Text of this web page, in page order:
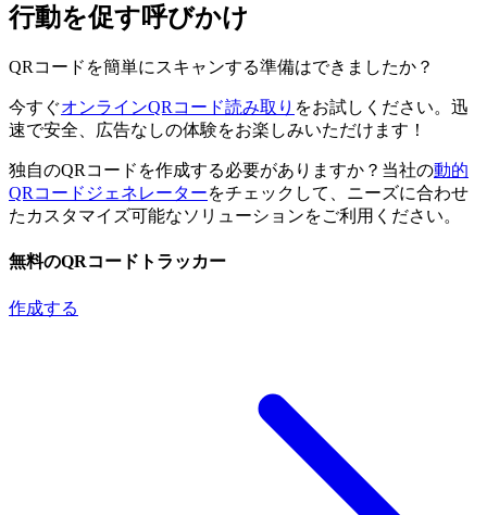
行動を促す呼びかけ
QRコードを簡単にスキャンする準備はできましたか？
今すぐオンラインQRコード読み取り をお試しください。迅
速で安全、広告なしの体験をお楽しみいただけます！
独自のQRコードを作成する必要がありますか？当社の動的
QRコードジェネレーターをチェックして、ニーズに合わせ
たカスタマイズ可能なソリューションをご利用ください。
無料のQRコードトラッカー
作成する